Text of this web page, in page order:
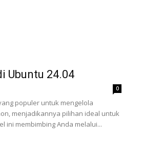
Ubuntu 24.04
0
populer untuk mengelola
menjadikannya pilihan ideal untuk
ini membimbing Anda melalui...